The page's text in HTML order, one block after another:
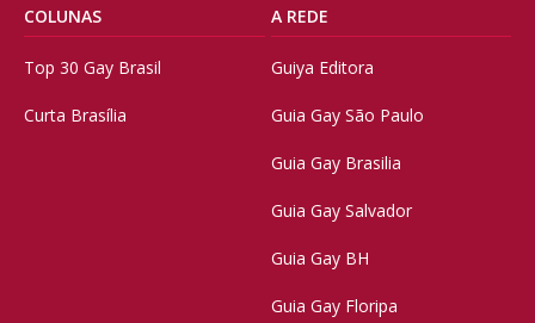
COLUNAS
Top 30 Gay Brasil
Curta Brasília
A REDE
Guiya Editora
Guia Gay São Paulo
Guia Gay Brasilia
Guia Gay Salvador
Guia Gay BH
Guia Gay Floripa